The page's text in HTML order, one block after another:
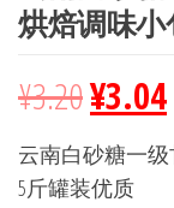
烘焙调味
¥3.20¥3.04
云南白砂糖一
5斤罐装优质